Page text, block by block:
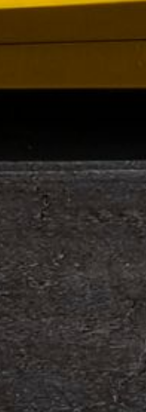
för VR City Traffic i
för upphandlad
sker i kölvattnet av Johan
genom förvärv av
i Containerhandel CARU AB, ett
och skräddarsydda
och…